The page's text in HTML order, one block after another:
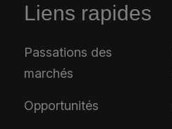
Liens rapides
Passations des
marchés
Opportunités